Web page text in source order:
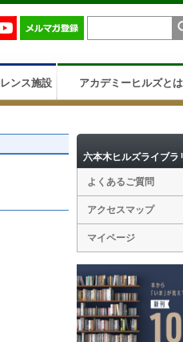
ンス施設 アカデミーヒルズとは
六本木ヒルズライブラ
よくあるご質問
アクセスマップ
マイページ